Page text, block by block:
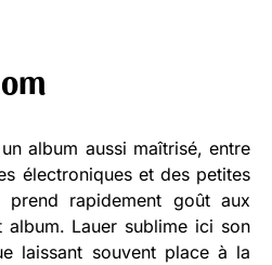
album aussi maîtrisé, entre
électroniques et des petites
prend rapidement goût aux
album. Lauer sublime ici son
laissant souvent place à la